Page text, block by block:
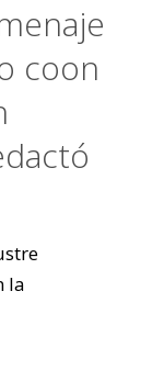
coon
la